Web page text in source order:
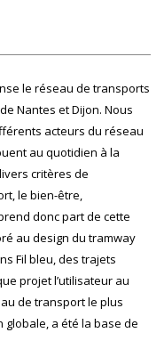
le réseau de transports
Nantes et Dijon. Nous
acteurs du réseau
au quotidien à la
critères de
le bien-être,
donc part de cette
au design du tramway
Fil bleu, des trajets
projet l’utilisateur au
de transport le plus
a été la base de